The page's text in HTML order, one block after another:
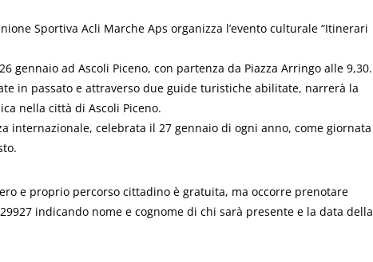
Sportiva Acli Marche Aps organizza l’evento culturale “Itinerari
gennaio ad Ascoli Piceno, con partenza da Piazza Arringo alle 9,30.
in passato e attraverso due guide turistiche abilitate, narrerà la
nella città di Ascoli Piceno.
internazionale, celebrata il 27 gennaio di ogni anno, come giornata
e proprio percorso cittadino è gratuita, ma occorre prenotare
indicando nome e cognome di chi sarà presente e la data della